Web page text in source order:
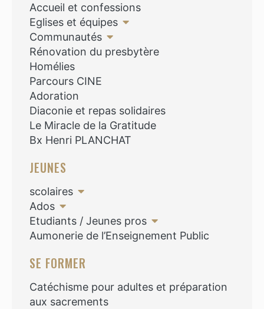
Accueil et confessions
Eglises et équipes
Communautés
Rénovation du presbytère
Homélies
Parcours CINE
Adoration
Diaconie et repas solidaires
Le Miracle de la Gratitude
Bx Henri PLANCHAT
JEUNES
scolaires
Ados
Etudiants / Jeunes pros
Aumonerie de l’Enseignement Public
SE FORMER
Catéchisme pour adultes et préparation
aux sacrements